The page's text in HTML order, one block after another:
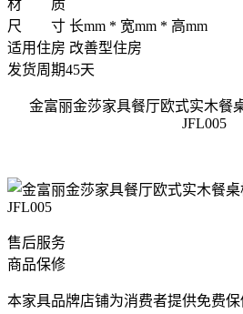
材 质
尺 寸 长mm * 宽mm * 高mm
适用住房 改善型住房
发货周期45天
金富丽金莎家具餐厅欧式实木餐
JFL005
售后服务
商品保修
本家具品牌店铺为消费者提供免费